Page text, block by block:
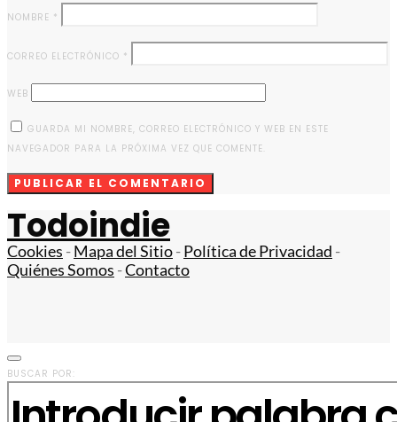
NOMBRE *
CORREO ELECTRÓNICO *
WEB
GUARDA MI NOMBRE, CORREO ELECTRÓNICO Y WEB EN ESTE
NAVEGADOR PARA LA PRÓXIMA VEZ QUE COMENTE.
Todoindie
Cookies -Mapa del Sitio-Política de Privacidad -
Quiénes Somos -Contacto
BUSCAR POR: